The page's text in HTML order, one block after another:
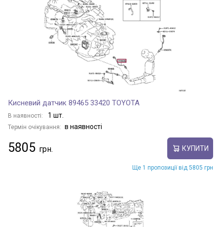
CROWN COMFORT
DYNA
FORTUNER
GLANZA
Кисневий датчик 89465 33420 TOYOTA
В наявності: 1 шт.
Термін очікування: в наявності
5805 КУПИТИ
Ще 1 пропозиції від 5805 грн